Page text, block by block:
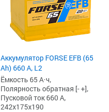
Аккумулятор FORSE EFB (65
Ah) 660 А, L2
Ёмкость 65 А·ч,
Полярность обратная [- +],
Пусковой ток 660 А,
242x175x190